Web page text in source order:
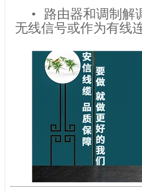
• 路由器和调制解
无线信号或作为有线